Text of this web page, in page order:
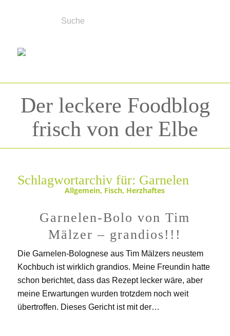
Der leckere Foodblog
frisch von der Elbe
Schlagwortarchiv für: Garnelen
Allgemein, Fisch, Herzhaftes
Garnelen-Bolo von Tim
Mälzer – grandios!!!
Die Garnelen-Bolognese aus Tim Mälzers neustem
Kochbuch ist wirklich grandios. Meine Freundin hatte
schon berichtet, dass das Rezept lecker wäre, aber
meine Erwartungen wurden trotzdem noch weit
übertroffen. Dieses Gericht ist mit der…